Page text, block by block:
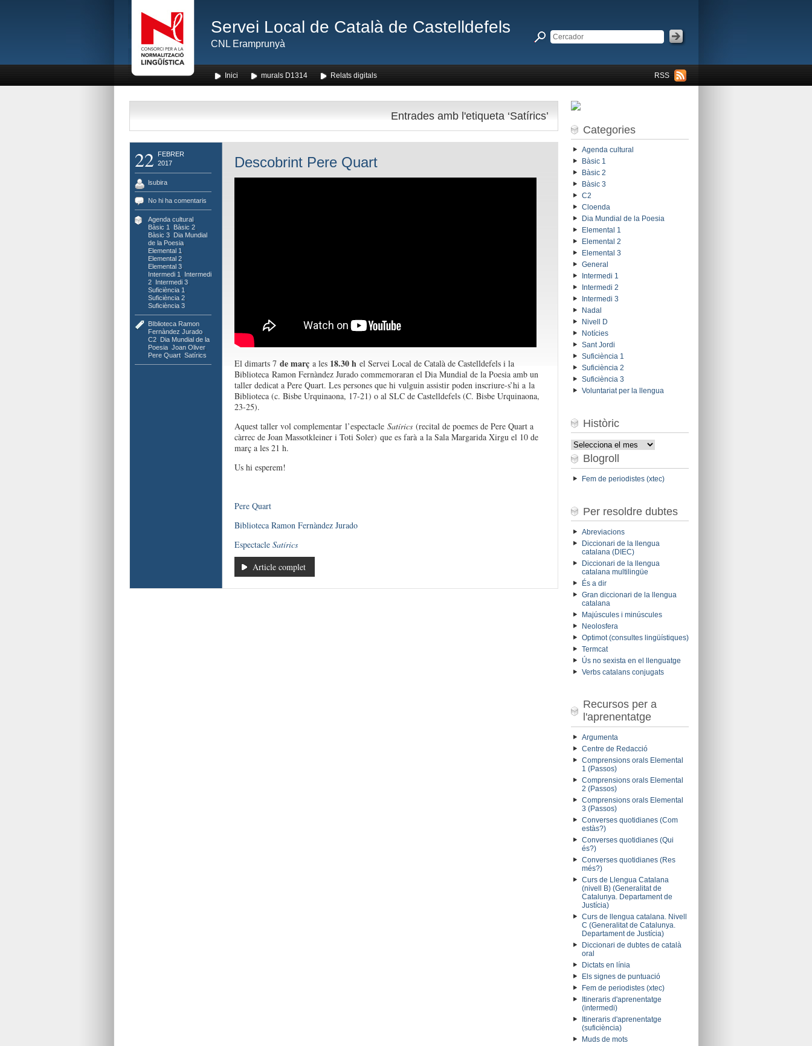
Servei Local de Català de Castelldefels
CNL Eramprunyà
RSS
Inici murals D1314 Relats digitals
Entrades amb l'etiqueta ‘Satírics’
22
FEBRER
2017
lsubira
No hi ha comentaris
Agenda cultural,
Bàsic 1
Bàsic 2,
Bàsic 3, Dia Mundial
de la Poesia,
Elemental 1
Elemental 2,
Elemental 3,
Intermedi 1
Intermedi
2, Intermedi 3,
Suficiència 1
Suficiència 2,
Suficiència 3
BIblioteca Ramon
Fernàndez Jurado,
C2, Dia Mundial de la
Poesia, Joan Oliver,
Pere Quart, Satírics
Descobrint Pere Quart
El dimarts 7de març a les 18.30 hel Servei Local de Català de Castelldefels i la
Biblioteca Ramon Fernàndez Jurado commemoraran el Dia Mundial de la Poesia amb un
taller dedicat a Pere Quart. Les persones que hi vulguin assistir poden inscriure-s’hi a la
Biblioteca (c. Bisbe Urquinaona, 17-21) o al SLC de Castelldefels (C. Bisbe Urquinaona,
23-25).
Aquest taller vol complementar l’espectacle Satírics(recital de poemes de Pere Quart a
càrrec de Joan Massotkleiner i Toti Soler) que es farà a la Sala Margarida Xirgu el 10 de
març a les 21 h.
Us hi esperem!
Pere Quart
Biblioteca Ramon Fernàndez Jurado
Espectacle Satírics
Article complet
Categories
Agenda cultural
Bàsic 1
Bàsic 2
Bàsic 3
C2
Cloenda
Dia Mundial de la Poesia
Elemental 1
Elemental 2
Elemental 3
General
Intermedi 1
Intermedi 2
Intermedi 3
Nadal
Nivell D
Notícies
Sant Jordi
Suficiència 1
Suficiència 2
Suficiència 3
Voluntariat per la llengua
Històric
Històric
Blogroll
Fem de periodistes (xtec)
Per resoldre dubtes
Abreviacions
Diccionari de la llengua
catalana (DIEC)
Diccionari de la llengua
catalana multilingüe
És a dir
Gran diccionari de la llengua
catalana
Majúscules i minúscules
Neolosfera
Optimot (consultes lingüístiques)
Termcat
Ús no sexista en el llenguatge
Verbs catalans conjugats
Recursos per a
l'aprenentatge
Argumenta
Centre de Redacció
Comprensions orals Elemental
1 (Passos)
Comprensions orals Elemental
2 (Passos)
Comprensions orals Elemental
3 (Passos)
Converses quotidianes (Com
estàs?)
Converses quotidianes (Qui
és?)
Converses quotidianes (Res
més?)
Curs de Llengua Catalana
(nivell B) (Generalitat de
Catalunya. Departament de
Justícia)
Curs de llengua catalana. Nivell
C (Generalitat de Catalunya.
Departament de Justícia)
Diccionari de dubtes de català
oral
Dictats en línia
Els signes de puntuació
Fem de periodistes (xtec)
Itineraris d'aprenentatge
(intermedi)
Itineraris d'aprenentatge
(suficiència)
Muds de mots